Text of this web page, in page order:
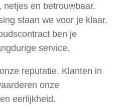
netjes en betrouwbaar.
staan we voor je klaar.
ben je
service.
reputatie. Klanten in
onze
eerlijkheid.